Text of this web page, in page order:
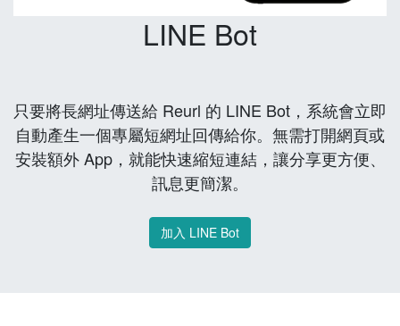
LINE Bot
只要將長網址傳送給 Reurl 的 LINE Bot，系統會立即
自動產生一個專屬短網址回傳給你。無需打開網頁或
安裝額外 App，就能快速縮短連結，讓分享更方便、
訊息更簡潔。
加入 LINE Bot